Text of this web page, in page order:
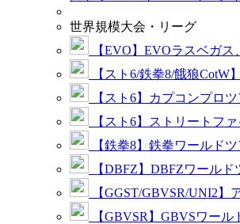
世界規模大会・リーグ
【EVO】EVOラスベガ
【スト6/鉄拳8/餓狼CotW
【スト6】カプコンプロ
【スト6】ストリートフ
【鉄拳8】鉄拳ワールド
【DBFZ】DBFZワールド
【GGST/GBVSR/UNI2】
【GBVSR】GBVSワール